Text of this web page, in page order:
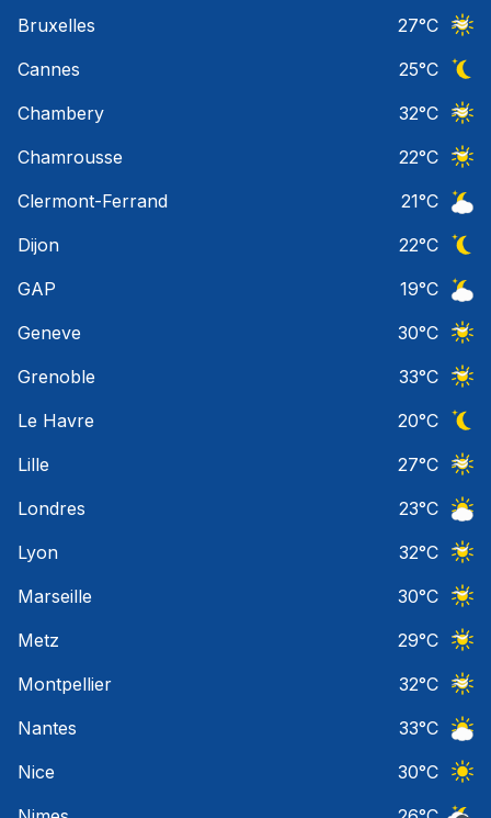
Bruxelles
27°C
Cannes
25°C
Chambery
32°C
Chamrousse
22°C
Clermont-Ferrand
21°C
Dijon
22°C
GAP
19°C
Geneve
30°C
Grenoble
33°C
Le Havre
20°C
Lille
27°C
Londres
23°C
Lyon
32°C
Marseille
30°C
Metz
29°C
Montpellier
32°C
Nantes
33°C
Nice
30°C